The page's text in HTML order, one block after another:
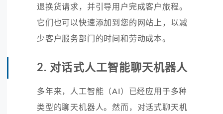
退换货请求，并引导用户完成客户旅程。
它们也可以快速添加到您的网站上，以减
少客户服务部门的时间和劳动成本。
2. 对话式人工智能聊天机器人
多年来，人工智能（AI）已经应用于多种
类型的聊天机器人。然而，对话式聊天机